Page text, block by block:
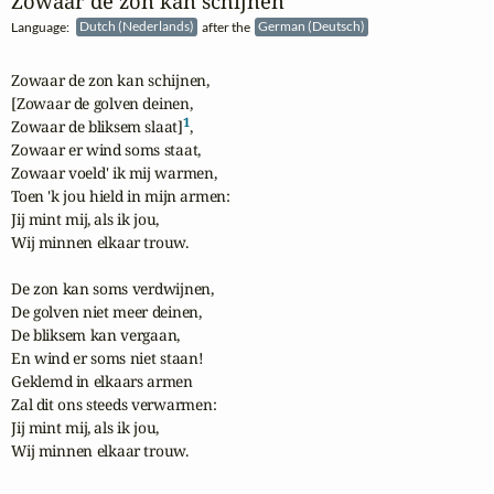
Language: Dutch (Nederlands) after the German (Deutsch)
Zowaar de zon kan schijnen,
[Zowaar de golven deinen,
Zowaar de bliksem slaat]1,
Zowaar er wind soms staat,
Zowaar voeld' ik mij warmen,
Toen 'k jou hield in mijn armen:
Jij mint mij, als ik jou,
Wij minnen elkaar trouw.
De zon kan soms verdwijnen,
De golven niet meer deinen,
De bliksem kan vergaan,
En wind er soms niet staan!
Geklemd in elkaars armen
Zal dit ons steeds verwarmen:
Jij mint mij, als ik jou,
Wij minnen elkaar trouw.